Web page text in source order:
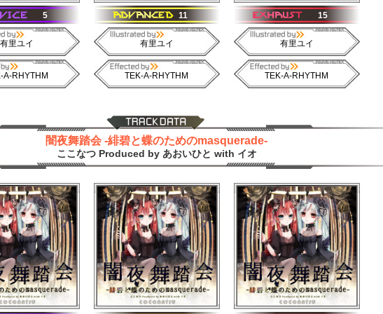
5
有里ユイ
A-RHYTHM
11
有里ユイ
TEK-A-RHYTHM
15
有里ユイ
TEK-A-RHYTHM
闇夜舞踏会 -緋碧と蝶のためのmasquerade-
ここなつ Produced by あおいひと with イオ